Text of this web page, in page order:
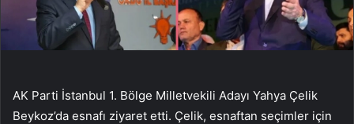
AK Parti İstanbul 1. Bölge Milletvekili Adayı Yahya Çelik
Beykoz’da esnafı ziyaret etti. Çelik, esnaftan seçimler için